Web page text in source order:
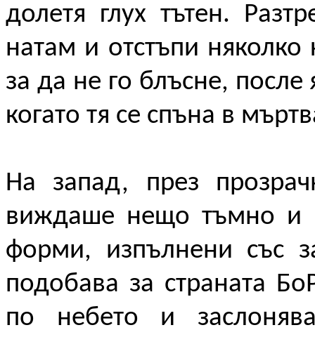
долетя глух тътен.
натам и отстъпи няколко
за да не го блъсне, после
когато тя се спъна в
На запад, през
виждаше нещо тъмно и
форми, изпълнени със
подобава за страната
по небето и